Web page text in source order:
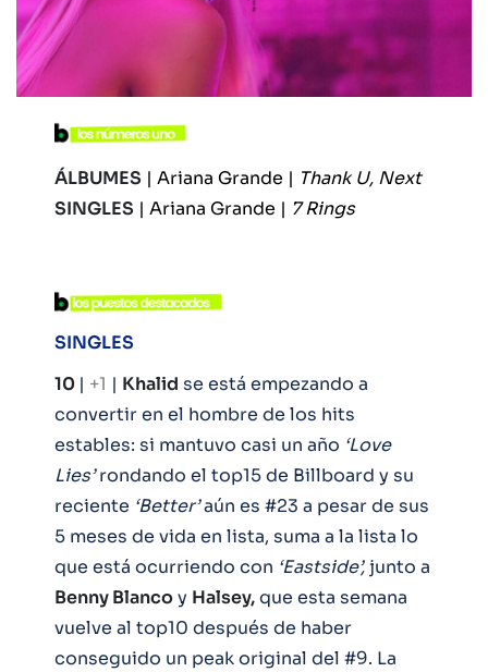
ÁLBUMES | Ariana Grande | Thank U, Next
SINGLES | Ariana Grande | 7 Rings
SINGLES
10 | +1 | Khalid se está empezando a
convertir en el hombre de los hits
estables: si mantuvo casi un año ‘Love
Lies’rondando el top15 de Billboard y su
reciente ‘Better’aún es #23 a pesar de sus
5 meses de vida en lista, suma a la lista lo
que está ocurriendo con ‘Eastside’,junto a
Benny Blancoy Halsey,que esta semana
vuelve al top10 después de haber
conseguido un peak original del #9. La